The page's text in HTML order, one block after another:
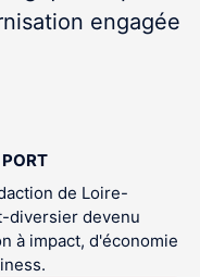
engagée
de Loire-
diversier devenu
à impact, d'économie